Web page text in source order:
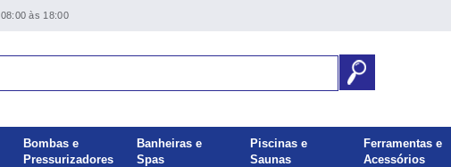
08:00 às 18:00
Bombas e
Pressurizadores
Banheiras e
Spas
Piscinas e
Saunas
Ferramentas e
Acessórios